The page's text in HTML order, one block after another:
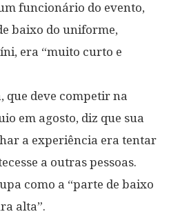
funcionário do evento,
baixo do uniforme,
era “muito curto e
que deve competir na
em agosto, diz que sua
a experiência era tentar
a outras pessoas.
como a “parte de baixo
alta”.